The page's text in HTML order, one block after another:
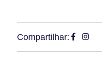
Compartilhar: